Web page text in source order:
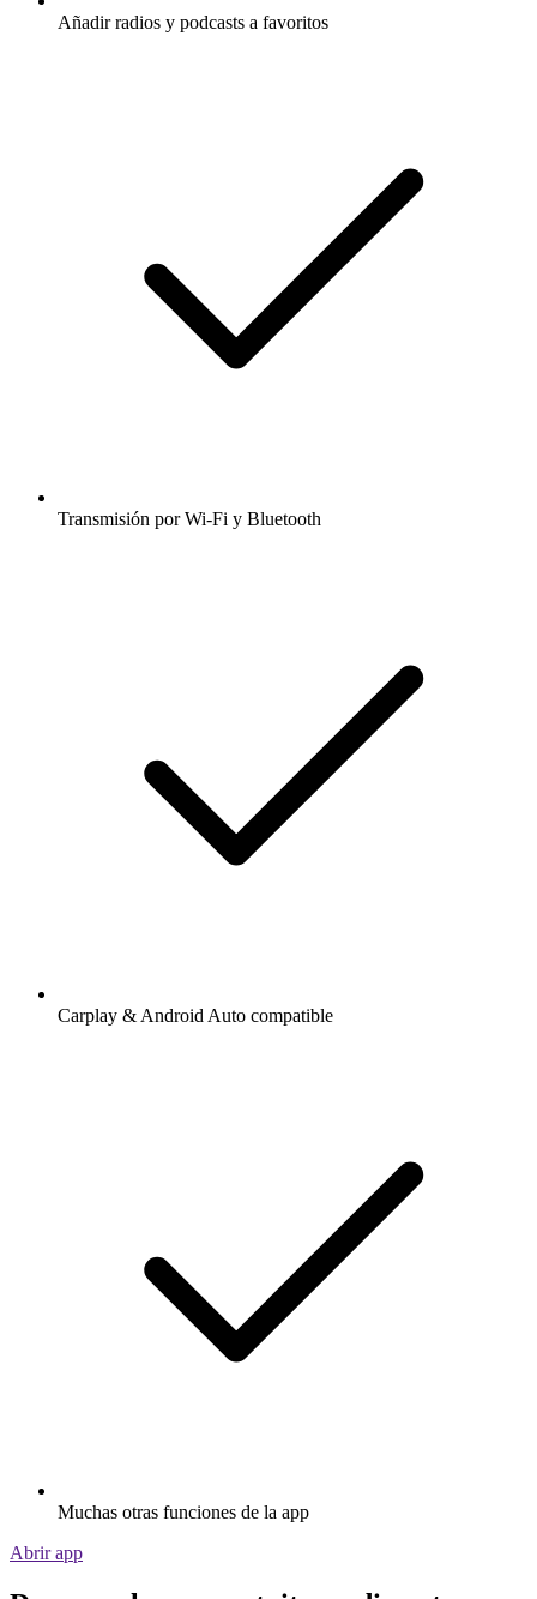
Añadir radios y podcasts a favoritos
Transmisión por Wi-Fi y Bluetooth
Carplay & Android Auto compatible
Muchas otras funciones de la app
Abrir app